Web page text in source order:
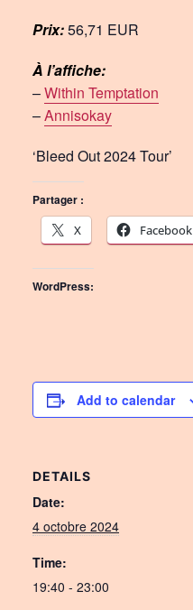
Prix:56,71 EUR
À l’affiche:
–Within Temptation
–Annisokay
‘Bleed Out 2024 Tour’
Partager :
X
Facebook
WordPress:
Add to calendar
DETAILS
Date:
4 octobre 2024
Time:
19:40 - 23:00